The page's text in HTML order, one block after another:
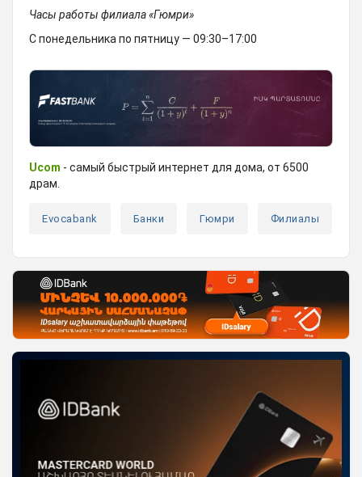
Часы работы филиала«Гюмри»
С понедельника по пятницу — 09:30–17:00
Ucom - самый быстрый интернет для дома, от 6500
драм.
Evocabank Банки Гюмри Филиалы